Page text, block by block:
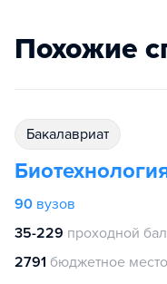
Похожие
бакалавриат
90 вузов
35-229 проходной
2791 бюджетное место